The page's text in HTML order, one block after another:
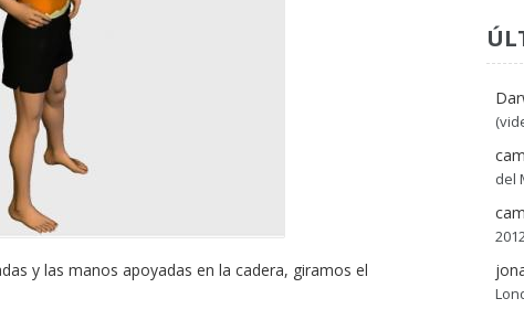
y las manos apoyadas en la cadera, giramos el
del